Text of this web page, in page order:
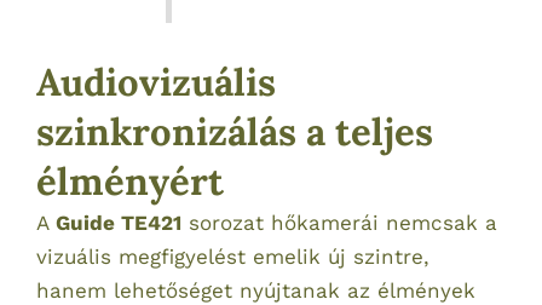
Audiovizuális
szinkronizálás a teljes
élményért
A Guide TE421 sorozat hőkamerái nemcsak a
vizuális megfigyelést emelik új szintre,
hanem lehetőséget nyújtanak az élmények